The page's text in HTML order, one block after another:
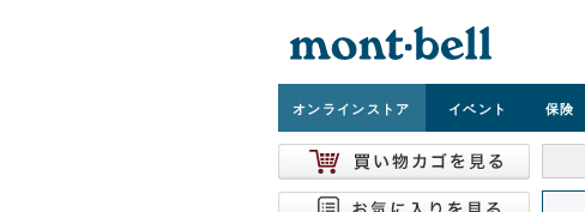
オンラインストア イベント 保険